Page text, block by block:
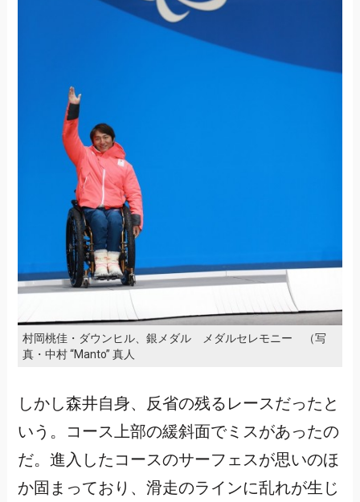
村岡桃佳・ダウンヒル、銀メダル メダルセレモニー （写
真・中村 “Manto” 真人
しかし森井自身、反省の残るレースだったと
いう。コース上部の緩斜面でミスがあったの
だ。進入したコースのサーフェスが思いのほ
か固まっており、滑走のラインに乱れが生じ